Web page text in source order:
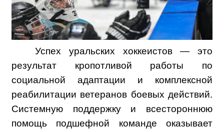
Успех уральских хоккеистов — это
результат кропотливой работы по
социальной адаптации и комплексной
реабилитации ветеранов боевых действий.
Системную поддержку и всестороннюю
помощь подшефной команде оказывает